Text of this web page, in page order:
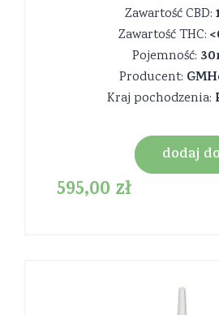
Zawartość CBD:
Zawartość THC:
Pojemność:
Producent:
Kraj pochodzenia:
595,00 zł
dodaj